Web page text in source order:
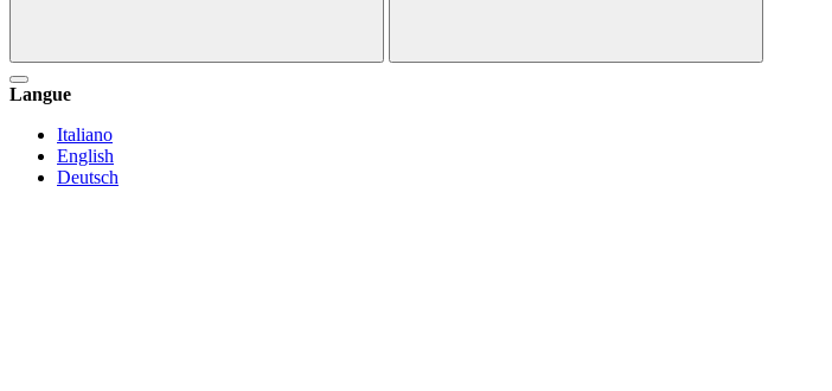
Langue
Italiano
English
Deutsch